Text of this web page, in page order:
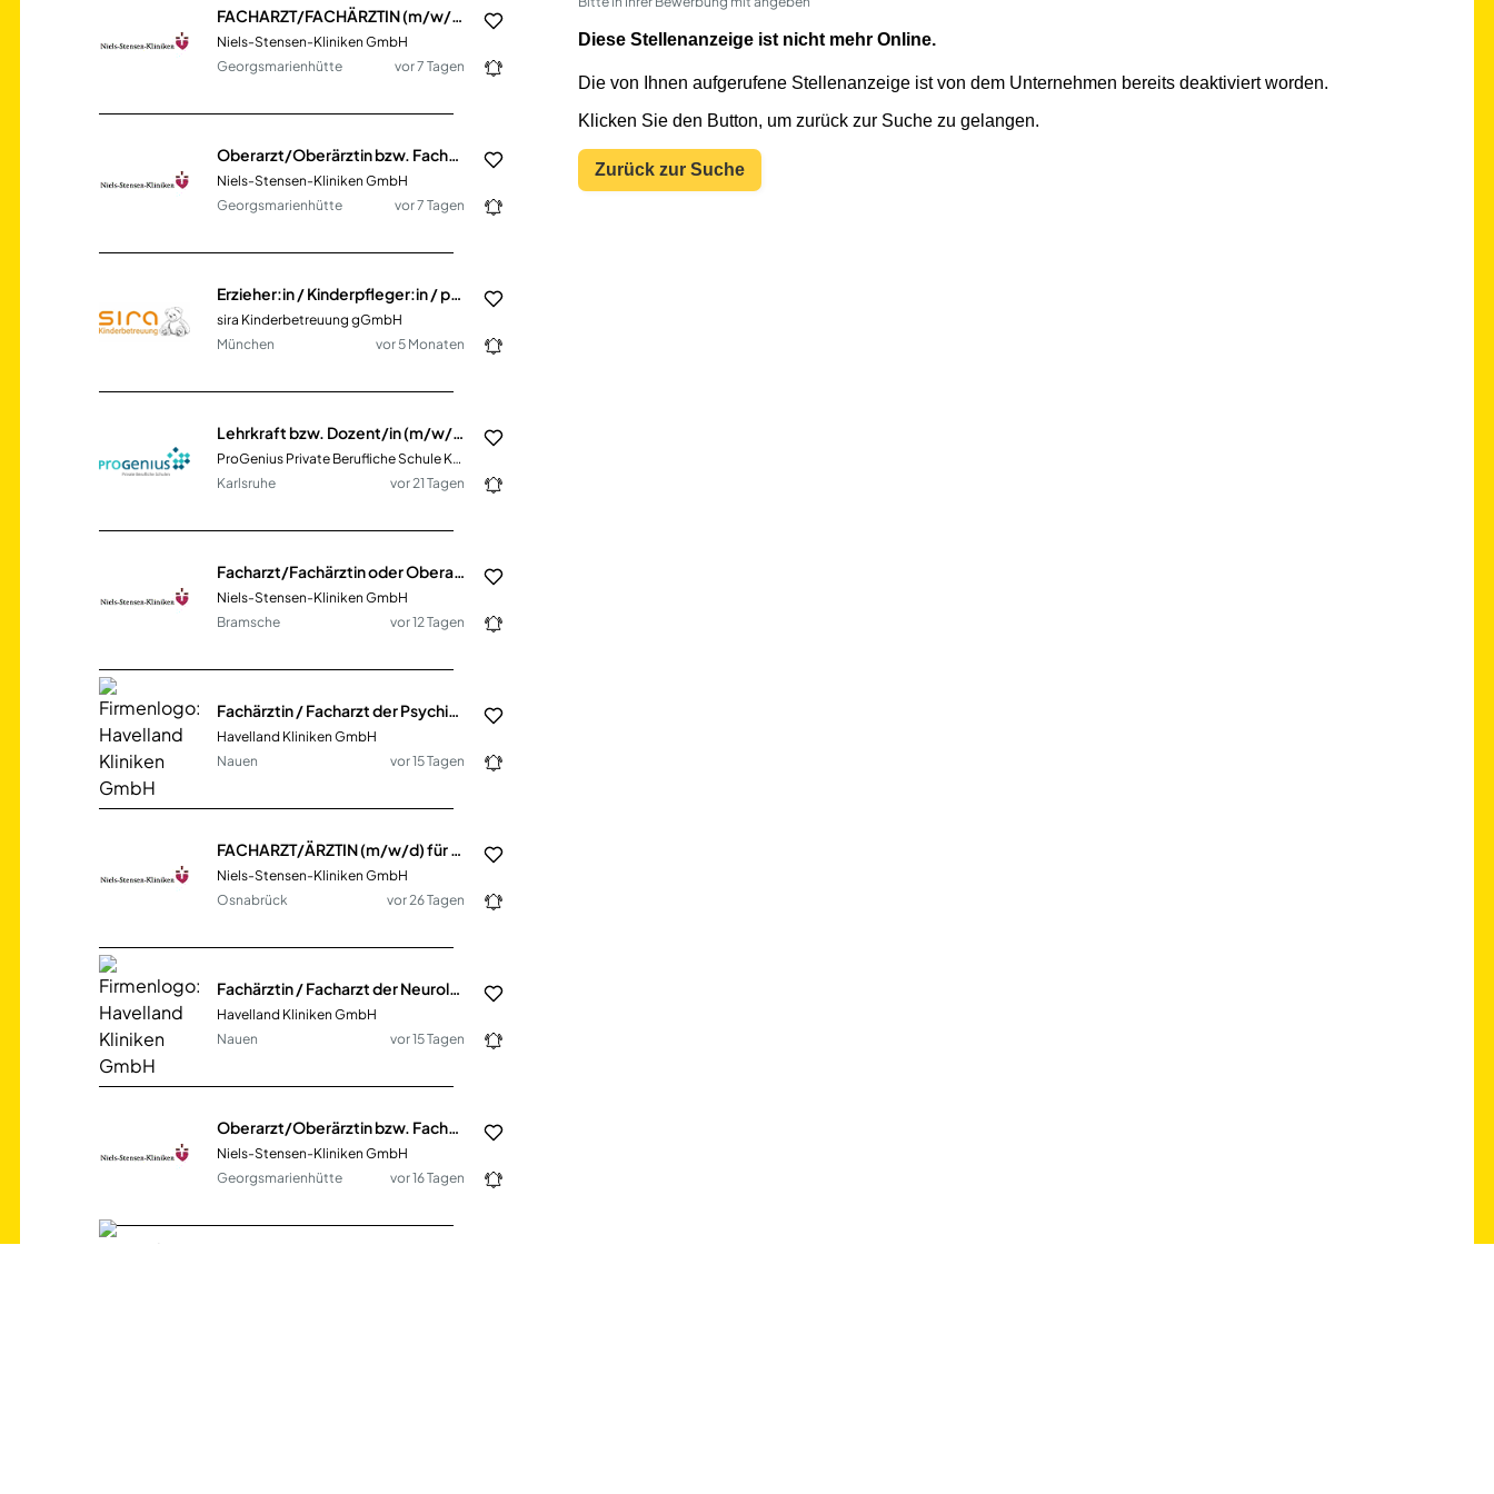
FACHARZT/FACHÄRZTIN (m/w/d) für das MVZ I Onkologie, Hämatologie und Thoraxonkologie
Niels-Stensen-Kliniken GmbH
Georgsmarienhütte
vor 7 Tagen
Oberarzt/Oberärztin bzw. Facharzt/Fachärztin (m/w/d) für die Klinik für Internistische Onkologie und Hämatologie
Niels-Stensen-Kliniken GmbH
Georgsmarienhütte
vor 7 Tagen
Erzieher:in / Kinderpfleger:in / päd. Fach- und Ergänzungskraft (m/w/d) Vollzeit / Teilzeit
sira Kinderbetreuung gGmbH
München
vor 5 Monaten
Lehrkraft bzw. Dozent/in (m/w/d) für das Fach Deutsch
ProGenius Private Berufliche Schule Karlsruhe
Karlsruhe
vor 21 Tagen
Facharzt/Fachärztin oder Oberarzt/Oberärztin (m/w/d) für die Klinik für Psychosomatische Medizin und Psychotherapie zum 01.09.2026
Niels-Stensen-Kliniken GmbH
Bramsche
vor 12 Tagen
Fachärztin / Facharzt der Psychiatrie (m/w/d) am Klinikstandort Nauen (HKG-744)
Havelland Kliniken GmbH
Nauen
vor 15 Tagen
Niels-Stensen-Kliniken GmbH
Osnabrück
vor 26 Tagen
Fachärztin / Facharzt der Neurologie (m/w/d), als Oberärztin/ Oberarzt Medizinische Klinik Nauen (HKG-778)
Havelland Kliniken GmbH
Nauen
vor 15 Tagen
Oberarzt/Oberärztin bzw. Facharzt/Fachärztin (m/w/d) für den Fachbereich Senologische Onkologie
Niels-Stensen-Kliniken GmbH
Georgsmarienhütte
vor 16 Tagen